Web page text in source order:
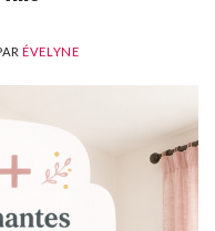
ÉVELYNE